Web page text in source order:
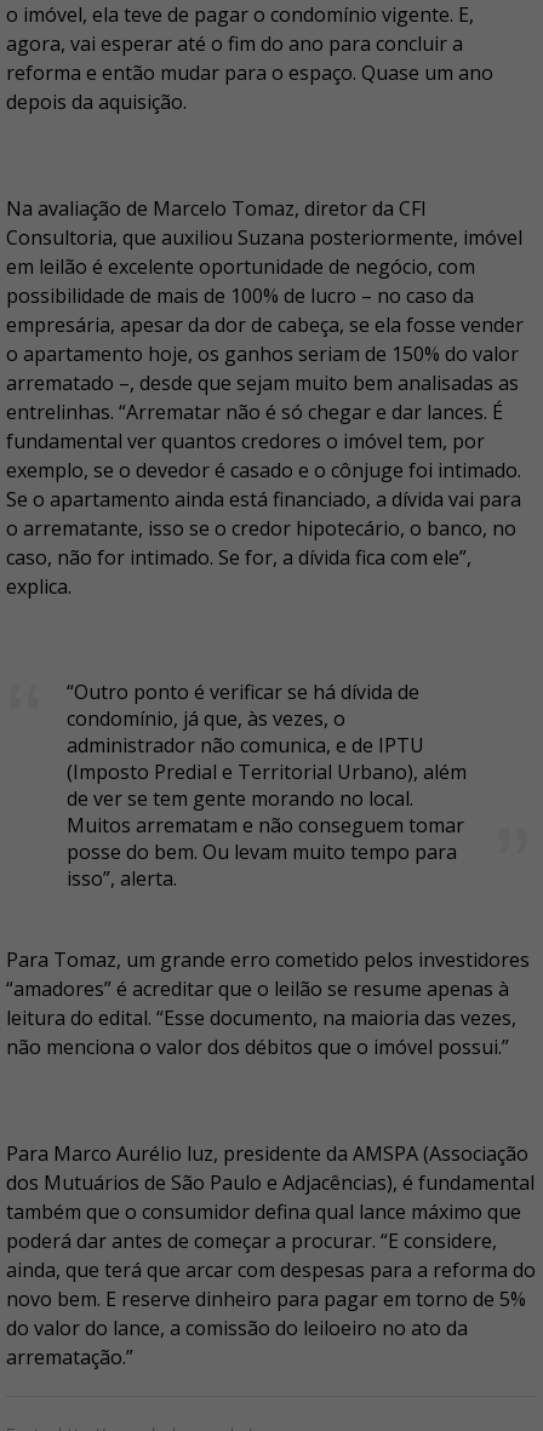
o imóvel, ela teve de pagar o condomínio vigente. E,
agora, vai esperar até o fim do ano para concluir a
reforma e então mudar para o espaço. Quase um ano
depois da aquisição.
Na avaliação de Marcelo Tomaz, diretor da CFI
Consultoria, que auxiliou Suzana posteriormente, imóvel
em leilão é excelente oportunidade de negócio, com
possibilidade de mais de 100% de lucro – no caso da
empresária, apesar da dor de cabeça, se ela fosse vender
o apartamento hoje, os ganhos seriam de 150% do valor
arrematado –, desde que sejam muito bem analisadas as
entrelinhas. “Arrematar não é só chegar e dar lances. É
fundamental ver quantos credores o imóvel tem, por
exemplo, se o devedor é casado e o cônjuge foi intimado.
Se o apartamento ainda está financiado, a dívida vai para
o arrematante, isso se o credor hipotecário, o banco, no
caso, não for intimado. Se for, a dívida fica com ele”,
explica.
“Outro ponto é verificar se há dívida de
condomínio, já que, às vezes, o
administrador não comunica, e de IPTU
(Imposto Predial e Territorial Urbano), além
de ver se tem gente morando no local.
Muitos arrematam e não conseguem tomar
posse do bem. Ou levam muito tempo para
isso”, alerta.
Para Tomaz, um grande erro cometido pelos investidores
“amadores” é acreditar que o leilão se resume apenas à
leitura do edital. “Esse documento, na maioria das vezes,
não menciona o valor dos débitos que o imóvel possui.”
Para Marco Aurélio luz, presidente da AMSPA (Associação
dos Mutuários de São Paulo e Adjacências), é fundamental
também que o consumidor defina qual lance máximo que
poderá dar antes de começar a procurar. “E considere,
ainda, que terá que arcar com despesas para a reforma do
novo bem. E reserve dinheiro para pagar em torno de 5%
do valor do lance, a comissão do leiloeiro no ato da
arrematação.”